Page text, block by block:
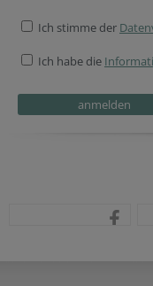
Ich stimme der
Ich habe die